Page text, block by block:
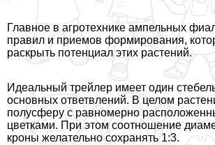
Главное в агротехнике ампельных
правил и прие­мов формирования,
раскрыть потенциал этих растений.
Идеальный трейлер имеет один
основных от­ветвлений. В целом
полусферу с равномерно
цветками. При этом соотношение
кроны желательно сохранять 1:3.